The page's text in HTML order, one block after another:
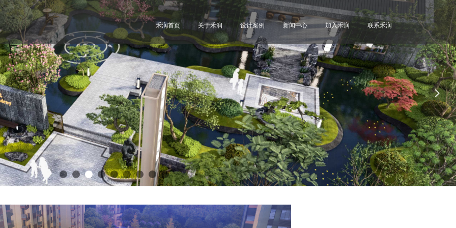
넲
禾润首页 关于禾润 设计案例 新闻中心 加入禾润 联系禾润